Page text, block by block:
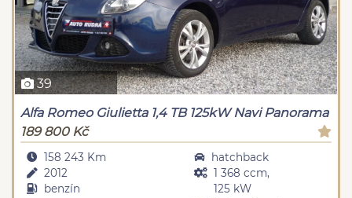
39
Alfa Romeo Giulietta 1,4 TB 125kW Navi Panorama
189 800 Kč
158 243 Km
2012
benzín
hatchback
1 368 ccm,
125 kW